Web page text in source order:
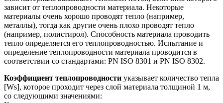
зависит от теплопроводности материала. Некоторые
материалы очень хорошо проводят тепло (например,
металлы), тогда как другие очень плохо проводят тепло
(например, полистирол). Способность материала проводить
тепло определяется его теплопроводностью. Испытание и
определение теплопроводности материала проводится в
соответствии со стандартами: PN ISO 8301 и PN ISO 8302.
Коэффициент теплопроводности указывает количество тепла
[Ws], которое проходит через слой материала толщиной 1 м,
со следующими значениями: